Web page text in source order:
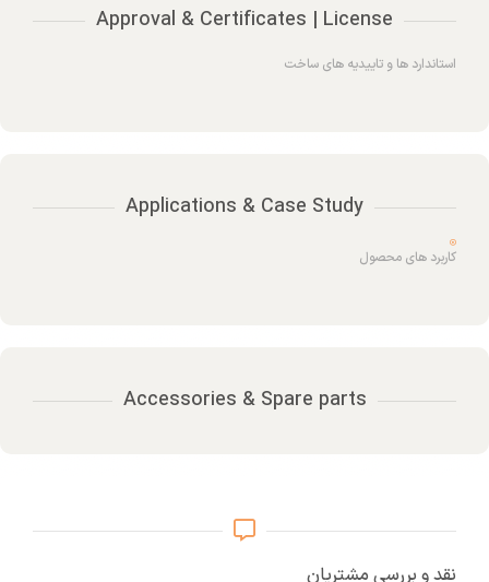
Approval & Certificates | License
استاندارد ها و تاییدیه های ساخت
Applications & Case Study
کاربرد های محصول
Accessories & Spare parts
نقد و بررسی مشتریان